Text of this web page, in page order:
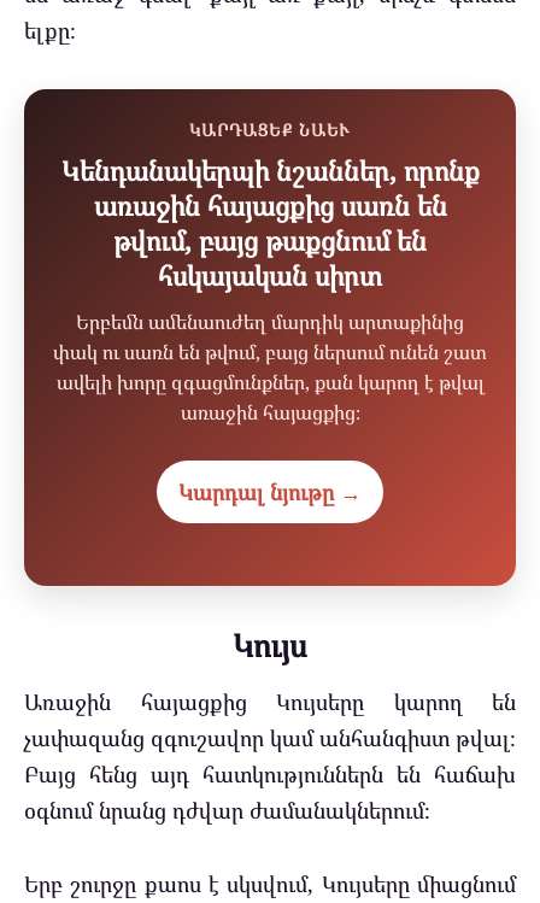
ելքը։
ԿԱՐԴԱՑԵՔ ՆԱԵՒ
Կենդանակերպի նշաններ, որոնք
առաջին հայացքից սառն են
թվում, բայց թաքցնում են
հսկայական սիրտ
Երբեմն ամենաուժեղ մարդիկ արտաքինից
փակ ու սառն են թվում, բայց ներսում ունեն շատ
ավելի խորը զգացմունքներ, քան կարող է թվալ
առաջին հայացքից։
Կարդալ նյութը →
Կույս
Առաջին հայացքից Կույսերը կարող են
չափազանց զգուշավոր կամ անհանգիստ թվալ։
Բայց հենց այդ հատկություններն են հաճախ
օգնում նրանց դժվար ժամանակներում։
Երբ շուրջը քաոս է սկսվում, Կույսերը միացնում